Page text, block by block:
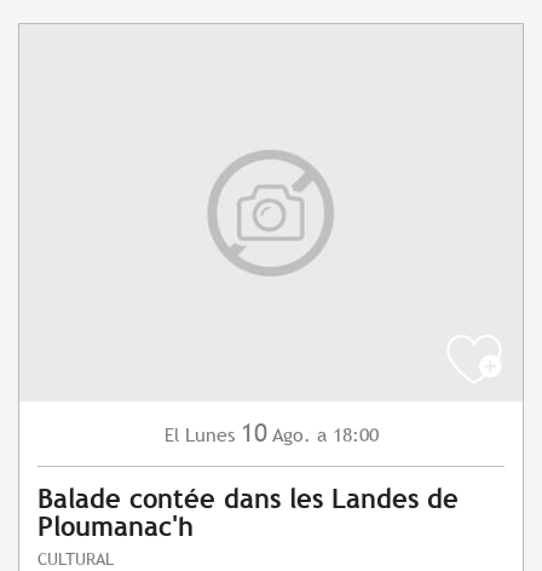
El Lunes 10 Ago. a 18:00
Balade contée dans les Landes de
Ploumanac'h
CULTURAL